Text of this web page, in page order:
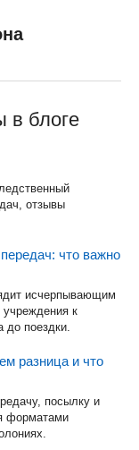
в блоге
отзывы
что важно
исчерпывающим
учреждения к
до поездки.
разница и что
посылку и
форматами